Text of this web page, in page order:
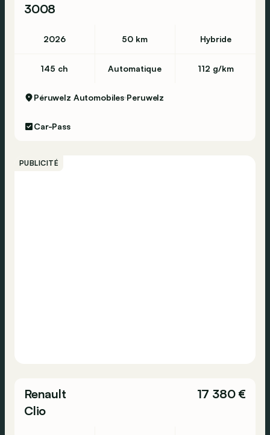
3008
2026 50 km Hybride
145 ch Automatique 112 g/km
Péruwelz Automobiles Peruwelz
Car-Pass
PUBLICITÉ
Renault
Clio
17 380 €